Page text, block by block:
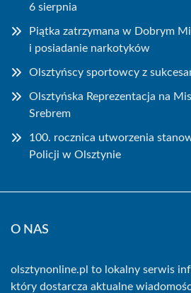
6 sierpnia
Piątka zatrzymana w Dobrym
i posiadanie narkotyków
Olsztyńscy sportowcy z
Olsztyńska Reprezentacja na
Srebrem
100. rocznica utworzenia
Policji w Olsztynie
O NAS
olsztynonline.pl to lokalny serwis
który dostarcza aktualne